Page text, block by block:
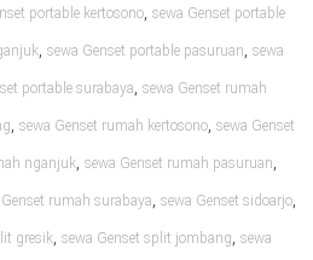
portable kertosono, sewa Genset portable
, sewa Genset portable pasuruan, sewa
portable surabaya, sewa Genset rumah
, sewa Genset rumah kertosono, sewa Genset
nganjuk, sewa Genset rumah pasuruan,
rumah surabaya, sewa Genset sidoarjo,
gresik, sewa Genset split jombang, sewa